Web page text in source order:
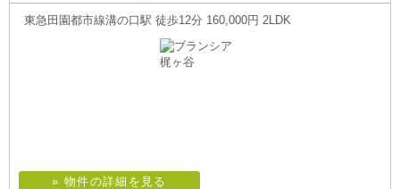
東急田園都市線溝の口駅 徒歩12分 160,000円 2LDK
» 物件の詳細を見る